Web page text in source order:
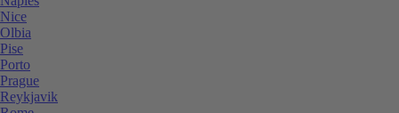
Nice
Olbia
Pise
Porto
Prague
Reykjavik